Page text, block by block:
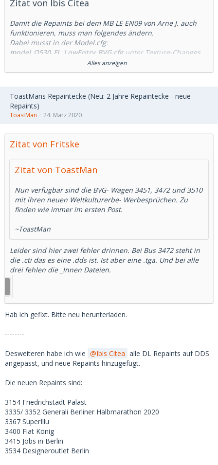
Zitat von Ibis Citea
Damit die Repaints bei dem MB LE EN09 von Arne J. auch
funktionieren, muss man folgendes ändern.
Dabei musst in der Model.cfg:
model_O530_FL_LowEntry_BVG.cfgunter Texture-Changes
[CTCTexture]
in
[CTCTexture]
CitaroLE_BVG_01.tga
Alles anzeigen
ToastMans Repaintecke (Neu: 2 Jahre Repaintecke - neue
Repaints)
ToastMan 24. März 2020
Zitat von Fritske
Zitat von ToastMan
Nun verfügbar sind die BVG- Wagen 3451, 3472 und 3510
mit ihren neuen Weltkulturerbe- Werbesprüchen. Zu
finden wie immer im ersten Post.
~ToastMan
Leider sind hier zwei fehler drinnen. Bei Bus 3472 steht in
die .cti das es eine .dds ist. Ist aber eine .tga. Und bei alle
drei fehlen die _Innen Dateien.
Hab ich gefixt. Bitte neu herunterladen.
--------
Desweiteren habe ich wie Ibis Citea alle DL Repaints auf DDS
angepasst, und neue Repaints hinzugefügt.
Die neuen Repaints sind:
3154 Friedrichstadt Palast
3335/ 3352 Generali Berliner Halbmarathon 2020
3367 SuperIllu
3400 Fiat König
3415 Jobs in Berlin
3534 Designeroutlet Berlin